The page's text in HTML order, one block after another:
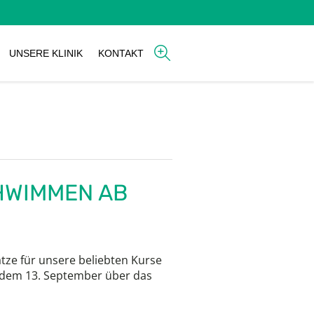
UNSERE KLINIK KONTAKT
AB
für unsere beliebten Kurse
13. September über das